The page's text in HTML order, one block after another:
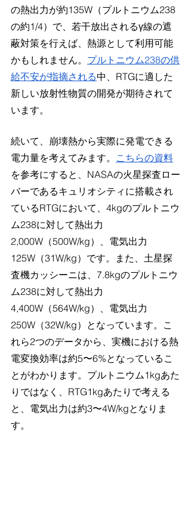
の熱出力が約135W（プルトニウム238
の約1/4）で、若干放出されるγ線の遮
蔽対策を行えば、熱源として利用可能
かもしれません。 プルトニウム238の供
給不安が指摘される中、RTGに適した
新しい放射性物質の開発が期待されて
います。
続いて、崩壊熱から実際に発電できる
電力量を考えてみます。 こちらの資料
を参考にすると、NASAの火星探査ロー
バーであるキュリオシティに搭載され
ているRTGにおいて、4kgのプルトニウ
ム238に対して熱出力
2,000W（500W/kg）、電気出力
125W（31W/kg）です。また、土星探
査機カッシーニは、7.8kgのプルトニウ
ム238に対して熱出力
4,400W（564W/kg）、電気出力
250W（32W/kg）となっています。こ
れら2つのデータから、実機における熱
電変換効率は約5〜6%となっているこ
とがわかります。プルトニウム1kgあた
りではなく、RTG1kgあたりで考える
と、電気出力は約3〜4W/kgとなりま
す。